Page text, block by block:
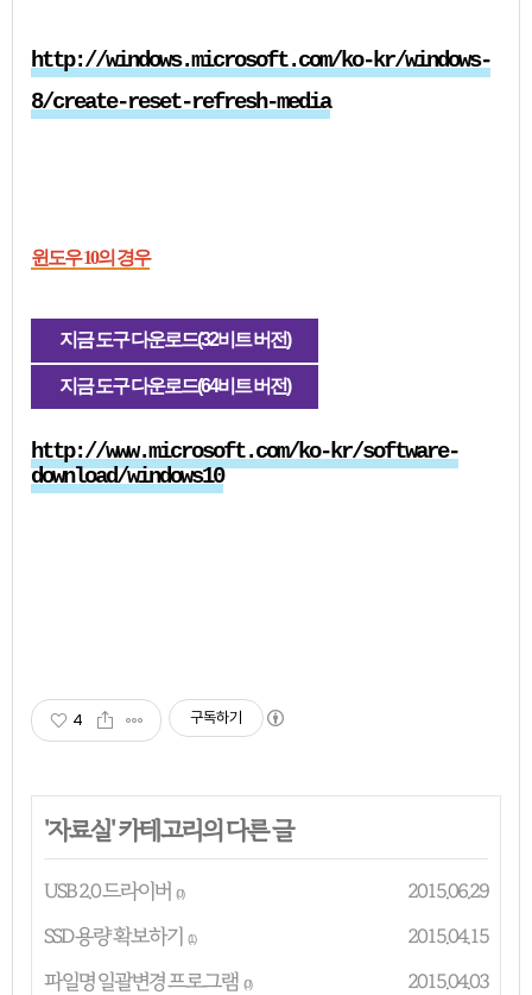
http://windows.microsoft.com/ko-kr/windows-
8/create-reset-refresh-media
윈도우 10의 경우
지금 도구 다운로드(32비트 버전)
지금 도구 다운로드(64비트 버전)
http://www.microsoft.com/ko-kr/software-
download/windows10
4 구독하기
'자료실' 카테고리의 다른 글
USB 2.0 드라이버 (0)
2015.06.29
SSD 용량 확보하기 (1)
2015.04.15
파일명 일괄변경 프로그램 (0)
2015.04.03